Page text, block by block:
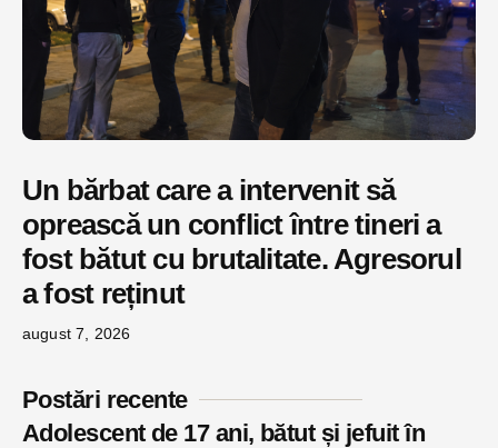
Un bărbat care a intervenit să
oprească un conflict între tineri a
fost bătut cu brutalitate. Agresorul
a fost reținut
august 7, 2026
Postări recente
Adolescent de 17 ani, bătut și jefuit în